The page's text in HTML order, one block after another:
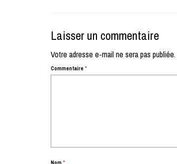
Laisser un commentaire
Votre adresse e-mail ne sera pas publiée.
Commentaire *
Nom *